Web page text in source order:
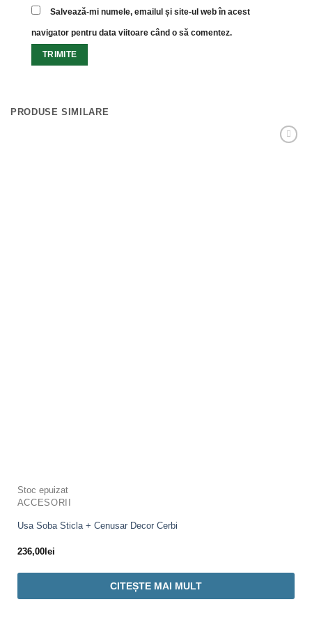
Salvează-mi numele, emailul și site-ul web în acest
navigator pentru data viitoare când o să comentez.
PRODUSE SIMILARE
Stoc epuizat
ACCESORII
Usa Soba Sticla + Cenusar Decor Cerbi
236,00lei
CITEȘTE MAI MULT